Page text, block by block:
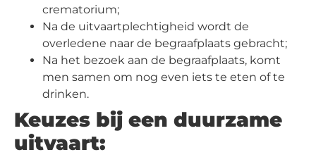
crematorium;
Na de uitvaartplechtigheid wordt de
overledene naar de begraafplaats gebracht;
Na het bezoek aan de begraafplaats, komt
men samen om nog even iets te eten of te
drinken.
Keuzes bij een duurzame
uitvaart: